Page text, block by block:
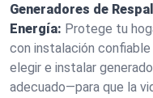
Generadores de
Energía: Protege tu
con instalación
elegir e instalar
adecuado—para que la